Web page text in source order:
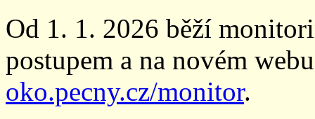
Od 1. 1. 2026 běží
postupem a na novém
oko.pecny.cz/monitor.